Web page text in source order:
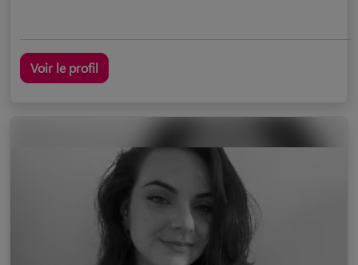
Voir le profil